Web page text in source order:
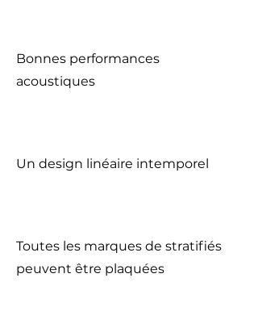
Bonnes performances
acoustiques
Un design linéaire intemporel
Toutes les marques de stratifiés
peuvent être plaquées